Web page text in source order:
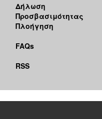
Δήλωση
Προσβασιμότητας
Πλοήγηση
FAQs
RSS